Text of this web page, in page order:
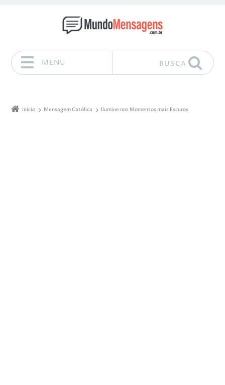
MENU BUSCA
Início Mensagem Católica Ilumine nos Momentos mais Escuros